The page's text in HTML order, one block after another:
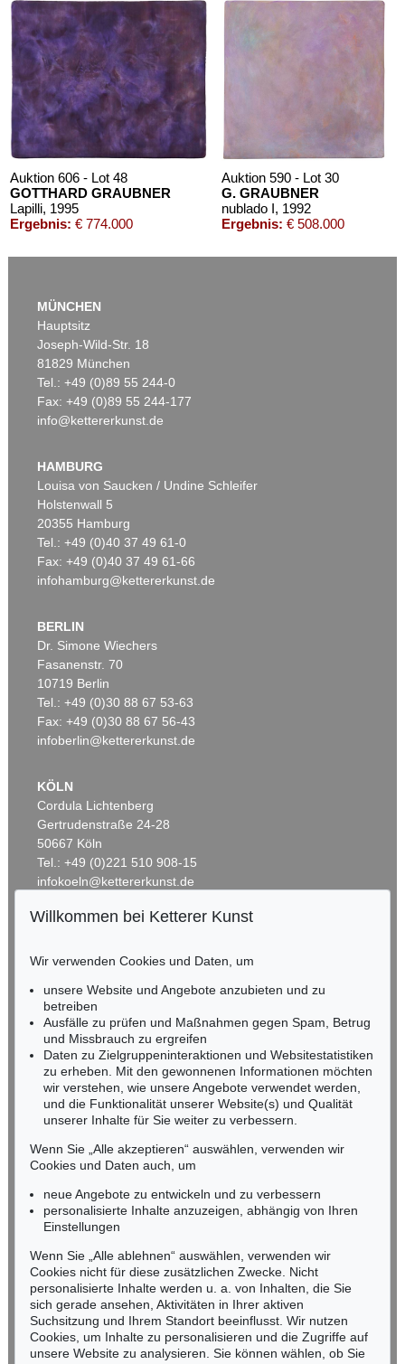
Auktion 606 - Lot 48
GOTTHARD GRAUBNER
Lapilli, 1995
Ergebnis: € 774.000
Auktion 590 - Lot 30
G. GRAUBNER
nublado I, 1992
Ergebnis: € 508.000
Auktion 489 - Lot 135
Ergebnis:€ 337.500
Auktion 429 - Lot 943
G. GRAUBNER
Camelionid , 1999
Ergebnis:€ 312.500
Ohne Titel
Ergebnis:
Auktion 429 - Lot 966
, 1998
Ergebnis:€ 212.500
Auktion 437 - Lot 865
Farbraumkörper
Ergebnis: € 193.750
Auktion 461 - Lot 874
G. GRAUBNER
Farbraumkörper, gelb/orange, 1999
Ergebnis:€ 187.500
Auktion 489 - Lot 102
G. GRAUBNER
Ohne Titel (Farbraumkörper, rot), 1987
Ergebnis: € 150.000
MÜNCHEN
Hauptsitz
Joseph-Wild-Str. 18
81829 München
Tel.: +49 (0)89 55 244-0
Fax: +49 (0)89 55 244-177
info@kettererkunst.de
HAMBURG
Louisa von Saucken / Undine Schleifer
Holstenwall 5
20355 Hamburg
Tel.: +49 (0)40 37 49 61-0
Fax: +49 (0)40 37 49 61-66
infohamburg@kettererkunst.de
BERLIN
Dr. Simone Wiechers
Fasanenstr. 70
10719 Berlin
Tel.: +49 (0)30 88 67 53-63
Fax: +49 (0)30 88 67 56-43
infoberlin@kettererkunst.de
KÖLN
Cordula Lichtenberg
Gertrudenstraße 24-28
50667 Köln
Tel.: +49 (0)221 510 908-15
infokoeln@kettererkunst.de
RHEINLAND-PFALZ
Miriam Heß
Tel.: +49 (0)62 21 58 80-038
Fax: +49 (0)62 21 58 80-595
infoheidelberg@kettererkunst.de
NORDDEUTSCHLAND
Nico Kassel, M.A.
Tel.: +49 (0)89 55244-164
Mobil: +49 (0)171 8618661
n.kassel@kettererkunst.de
Keine Auktion mehr verpassen!
Wir informieren Sie rechtzeitig.
Jetzt zum Newsletter anmelden >
Willkommen bei Ketterer Kunst
Wir verwenden Cookies und Daten, um
unsere Website und Angebote anzubieten und zu
betreiben
Ausfälle zu prüfen und Maßnahmen gegen Spam, Betrug
und Missbrauch zu ergreifen
Daten zu Zielgruppeninteraktionen und Websitestatistiken
zu erheben. Mit den gewonnenen Informationen möchten
wir verstehen, wie unsere Angebote verwendet werden,
und die Funktionalität unserer Website(s) und Qualität
unserer Inhalte für Sie weiter zu verbessern.
Wenn Sie „Alle akzeptieren“ auswählen, verwenden wir
Cookies und Daten auch, um
neue Angebote zu entwickeln und zu verbessern
personalisierte Inhalte anzuzeigen, abhängig von Ihren
Einstellungen
Wenn Sie „Alle ablehnen“ auswählen, verwenden wir
Cookies nicht für diese zusätzlichen Zwecke. Nicht
personalisierte Inhalte werden u. a. von Inhalten, die Sie
sich gerade ansehen, Aktivitäten in Ihrer aktiven
Suchsitzung und Ihrem Standort beeinflusst. Wir nutzen
Cookies, um Inhalte zu personalisieren und die Zugriffe auf
unsere Website zu analysieren. Sie können wählen, ob Sie